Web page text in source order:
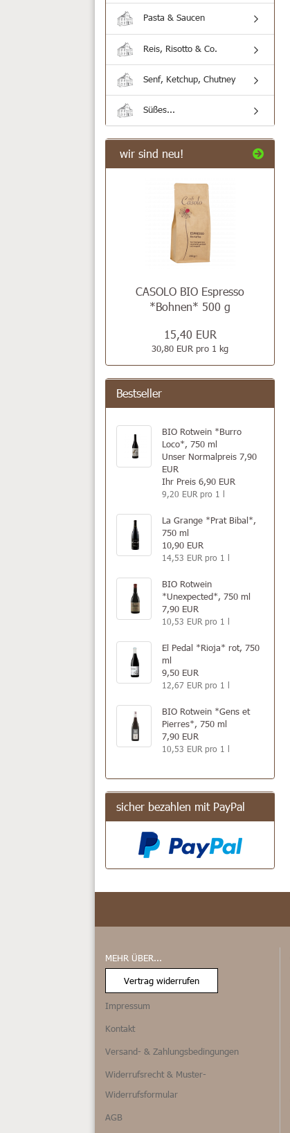
Pasta & Saucen
Reis, Risotto & Co.
Senf, Ketchup, Chutney
Süßes...
wir sind neu!
CASOLO BIO Espresso
*Bohnen* 500 g
15,40 EUR
30,80 EUR pro 1 kg
Bestseller
BIO Rotwein *Burro
Loco*, 750 ml
Unser Normalpreis 7,90
EUR
Ihr Preis 6,90 EUR
9,20 EUR pro 1 l
La Grange *Prat Bibal*,
750 ml
10,90 EUR
14,53 EUR pro 1 l
BIO Rotwein
*Unexpected*, 750 ml
7,90 EUR
10,53 EUR pro 1 l
El Pedal *Rioja* rot, 750
ml
9,50 EUR
12,67 EUR pro 1 l
BIO Rotwein *Gens et
Pierres*, 750 ml
7,90 EUR
10,53 EUR pro 1 l
sicher bezahlen mit PayPal
MEHR ÜBER...
Vertrag widerrufen
Impressum
Kontakt
Versand- & Zahlungsbedingungen
Widerrufsrecht & Muster-
Widerrufsformular
AGB